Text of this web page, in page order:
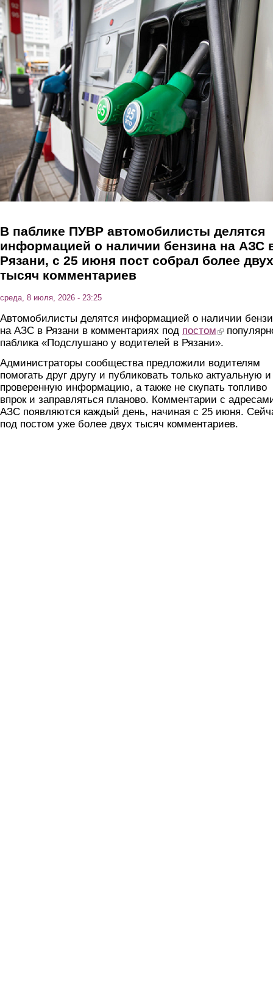
Перейти к основному содержанию
В паблике ПУВР автомобилисты делятся
информацией о наличии бензина на АЗС
Рязани, с 25 июня пост собрал более двух
тысяч комментариев
среда, 8 июля, 2026 - 23:25
Автомобилисты делятся информацией о наличии
на АЗС в Рязани в комментариях под постом (link is external)
паблика «Подслушано у водителей в Рязани».
Администраторы сообщества предложили водителям
помогать друг другу и публиковать только актуальную и
проверенную информацию, а также не скупать топливо
впрок и заправляться планово. Комментарии с
АЗС появляются каждый день, начиная с 25 июня.
под постом уже более двух тысяч комментариев.